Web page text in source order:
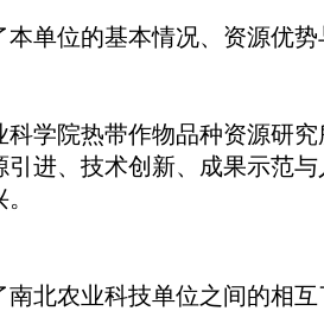
位的基本情况、资源优势
院热带作物品种资源研究
进、技术创新、成果示范
农业科技单位之间的相互